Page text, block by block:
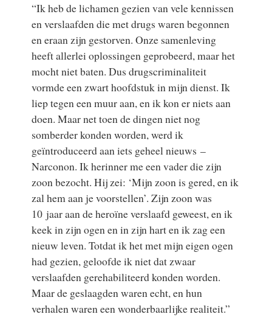
“Ik heb de lichamen gezien van vele kennissen
en verslaafden die met drugs waren begonnen
en eraan zijn gestorven. Onze samenleving
heeft allerlei oplossingen geprobeerd, maar het
mocht niet baten. Dus drugscriminaliteit
vormde een zwart hoofdstuk in mijn dienst. Ik
liep tegen een muur aan, en ik kon er niets aan
doen. Maar net toen de dingen niet nog
somberder konden worden, werd ik
geïntroduceerd aan iets geheel nieuws –
Narconon. Ik herinner me een vader die zijn
zoon bezocht. Hij zei: ‘Mijn zoon is gered, en ik
zal hem aan je voorstellen’. Zijn zoon was
10 jaar aan de heroïne verslaafd geweest, en ik
keek in zijn ogen en in zijn hart en ik zag een
nieuw leven. Totdat ik het met mijn eigen ogen
had gezien, geloofde ik niet dat zwaar
verslaafden gerehabiliteerd konden worden.
Maar de geslaagden waren echt, en hun
verhalen waren een wonderbaarlijke realiteit.”